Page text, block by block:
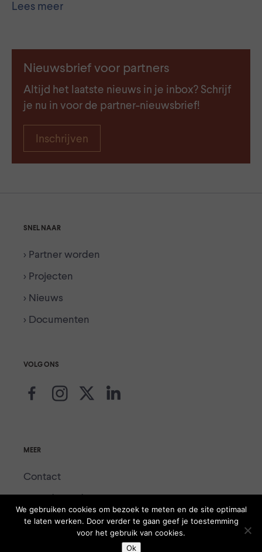
Lees meer
Nieuwsbrief voor partners
Altijd het laatste nieuws in je inbox? Schrijf
je nu in voor de partner-nieuwsbrief!
Inschrijven
SNEL NAAR
> Partner worden
> Projecten
> Nieuws
> Documenten
VOLG ONS
MEER
Contact
Colofon
We gebruiken cookies om bezoek te meten en de site optimaal
te laten werken. Door verder te gaan geef je toestemming
voor het gebruik van cookies.
Ok